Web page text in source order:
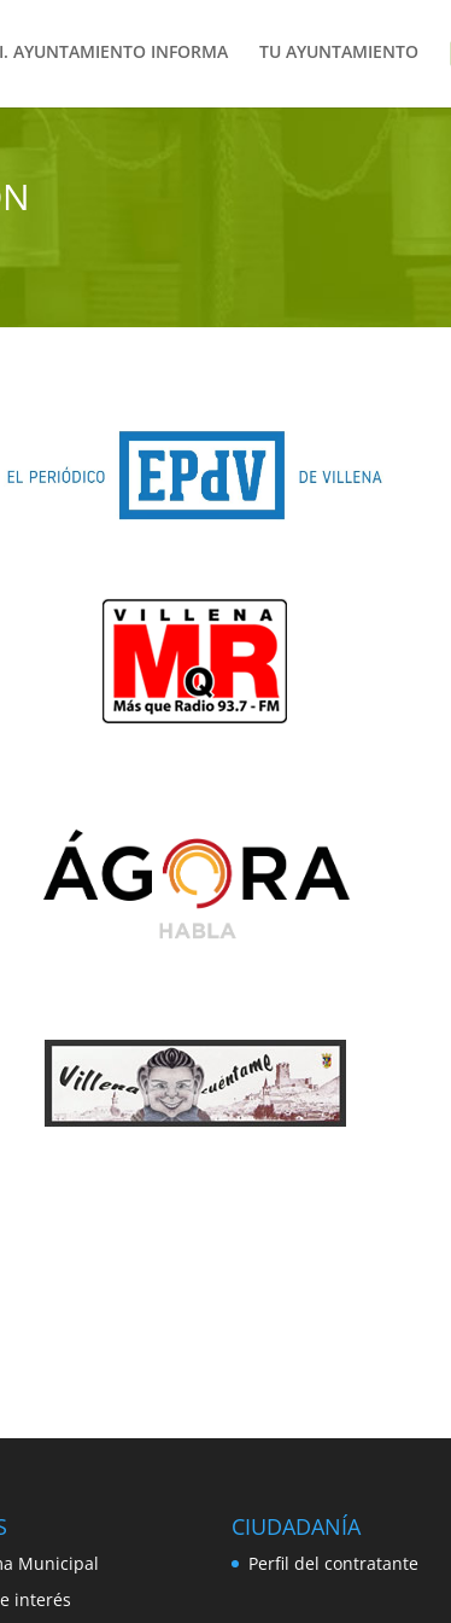
AYUNTAMIENTO INFORMA TU AYUNTAMIENTO
Municipal
interés
CIUDADANÍA
Perfil del contratante